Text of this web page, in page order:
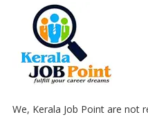
We, Kerala Job Point are not